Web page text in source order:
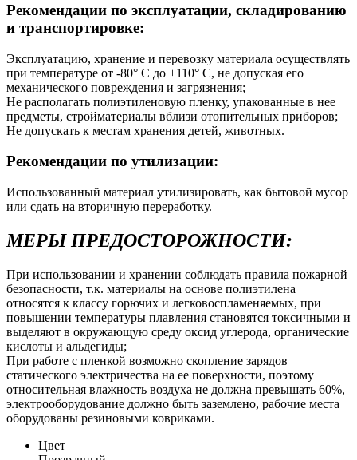
Рекомендации по эксплуатации, складированию
и транспортировке:
Эксплуатацию, хранение и перевозку материала осуществлять
при температуре от -80° С до +110° С, не допуская его
механического повреждения и загрязнения;
Не располагать полиэтиленовую пленку, упакованные в нее
предметы, стройматериалы вблизи отопительных приборов;
Не допускать к местам хранения детей, животных.
Рекомендации по утилизации:
Использованный материал утилизировать, как бытовой мусор
или сдать на вторичную переработку.
МЕРЫ ПРЕДОСТОРОЖНОСТИ:
При использовании и хранении соблюдать правила пожарной
безопасности, т.к. материалы на основе полиэтилена
относятся к классу горючих и легковоспламеняемых, при
повышении температуры плавления становятся токсичными и
выделяют в окружающую среду оксид углерода, органические
кислоты и альдегиды;
При работе с пленкой возможно скопление зарядов
статического электричества на ее поверхности, поэтому
относительная влажность воздуха не должна превышать 60%,
электрооборудование должно быть заземлено, рабочие места
оборудованы резиновыми ковриками.
Цвет